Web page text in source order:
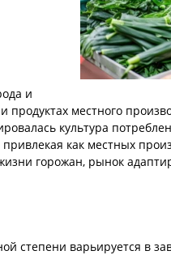
и
местного
культура
как местных
горожан, рынок
степени варьируется в